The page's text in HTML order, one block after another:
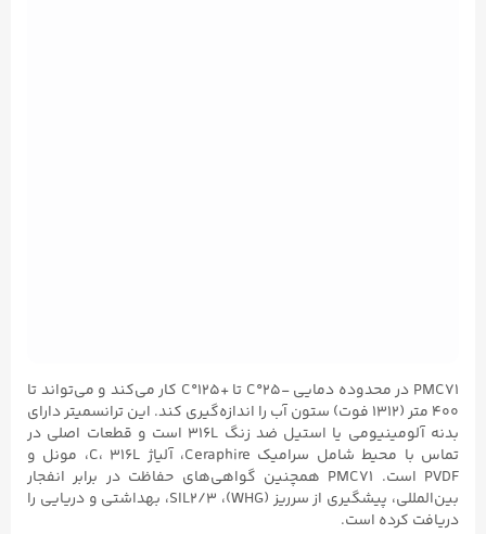
PMC71 در محدوده دمایی -۲۵°C تا +۱۲۵°C کار می‌کند و می‌تواند تا
۴۰۰ متر (۱۳۱۲ فوت) ستون آب را اندازه‌گیری کند. این ترانسمیتر دارای
بدنه آلومینیومی یا استیل ضد زنگ 316L است و قطعات اصلی در
تماس با محیط شامل سرامیک Ceraphire، آلیاژ C، 316L، مونل و
PVDF است. PMC71 همچنین گواهی‌های حفاظت در برابر انفجار
بین‌المللی، پیشگیری از سرریز (WHG)، SIL2/۳، بهداشتی و دریایی را
دریافت کرده است.